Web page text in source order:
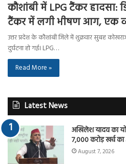
कौशांबी में LPG टैंकर हादसा:
टैंकर में लगी भीषण आग, एक
उत्तर प्रदेश के कौशांबी जिले में शुक्रवार सुबह
दुर्घटना हो गई। LPG…
Read More »
Latest News
अखिलेश यादव का
7,000 करोड़ खर्च
August 7, 2026